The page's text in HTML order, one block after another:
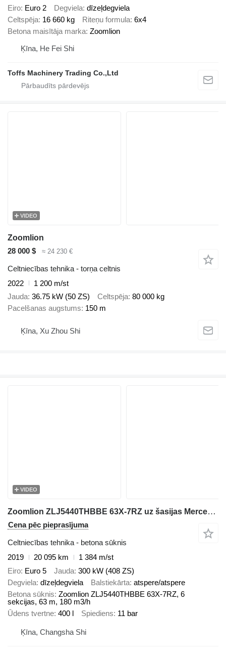
Eiro Euro 2 Degviela dīzeļdegviela
Celtspēja 16 660 kg Riteņu formula 6x4
Betona maisītāja marka Zoomlion
Ķīna, He Fei Shi
Toffs Machinery Trading Co.,Ltd
VIDEO
Zoomlion
28 000 $
≈ 24 230 €
Celtniecības tehnika - torņa celtnis
2022
1 200 m/st
Jauda 36.75 kW (50 ZS) Celtspēja 80 000 kg
Pacelšanas augstums 150 m
Ķīna, Xu Zhou Shi
VIDEO
Zoomlion ZLJ5440THBBE 63X-7RZ uz šasijas Mercedes-Benz Actros 4141E5
Cena pēc pieprasījuma
Celtniecības tehnika - betona sūknis
2019
20 095 km
1 384 m/st
Eiro Euro 5 Jauda 300 kW (408 ZS)
Degviela dīzeļdegviela Balstiekārta atspere/atspere
Betona sūknis Zoomlion ZLJ5440THBBE 63X-7RZ, 6
sekcijas, 63 m, 180 m3/h
Ūdens tvertne 400 l Spiediens 11 bar
Ķīna, Changsha Shi